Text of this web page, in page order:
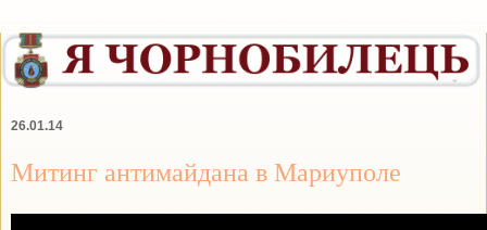
26.01.14
Митинг антимайдана в Мариуполе